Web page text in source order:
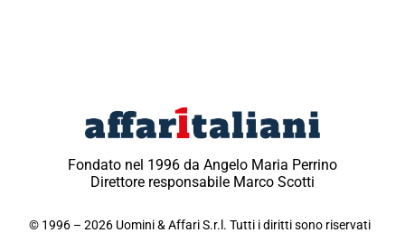
Fondato nel 1996 da Angelo Maria Perrino
Direttore responsabile Marco Scotti
© 1996 – 2026 Uomini & Affari S.r.l. Tutti i diritti sono riservati